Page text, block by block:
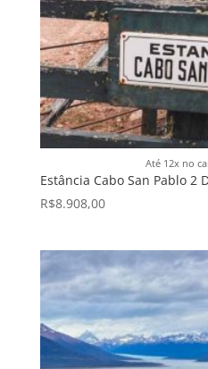
Até 12x no
Estância Cabo San Pablo 2
R$8.908,00